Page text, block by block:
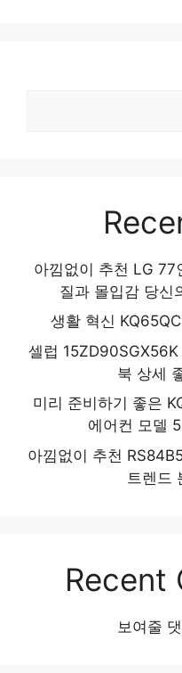
아낌없이 추천 LG
질과 몰입감 당신
생활 혁신
셀럽
북 상세
미리 준비하기 좋은
에어컨 모델
아낌없이 추천
트렌드
Recent
보여줄